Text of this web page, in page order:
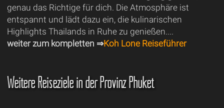
genau das Richtige für dich. Die Atmosphäre ist
entspannt und lädt dazu ein, die kulinarischen
Highlights Thailands in Ruhe zu genießen....
weiter zum kompletten ⇒Koh Lone Reiseführer
Weitere Reiseziele in der Provinz Phuket